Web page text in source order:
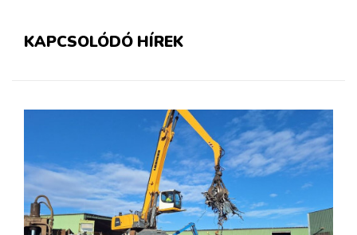
KAPCSOLÓDÓ HÍREK